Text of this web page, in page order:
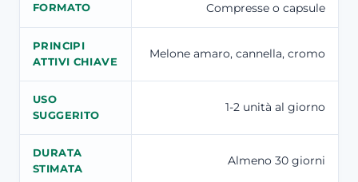
FORMATO Compresse o capsule
PRINCIPI
ATTIVI CHIAVE
Melone amaro, cannella, cromo
USO
SUGGERITO
1-2 unità al giorno
DURATA
STIMATA
Almeno 30 giorni